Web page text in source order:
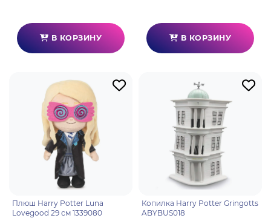
В КОРЗИНУ В КОРЗИНУ
Плюш Harry Potter Luna
Lovegood 29 см 1339080
Копилка Harry Potter Gringotts
ABYBUS018